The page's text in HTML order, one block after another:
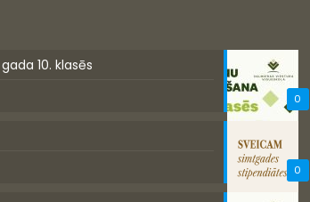
0
10. klasēs
0